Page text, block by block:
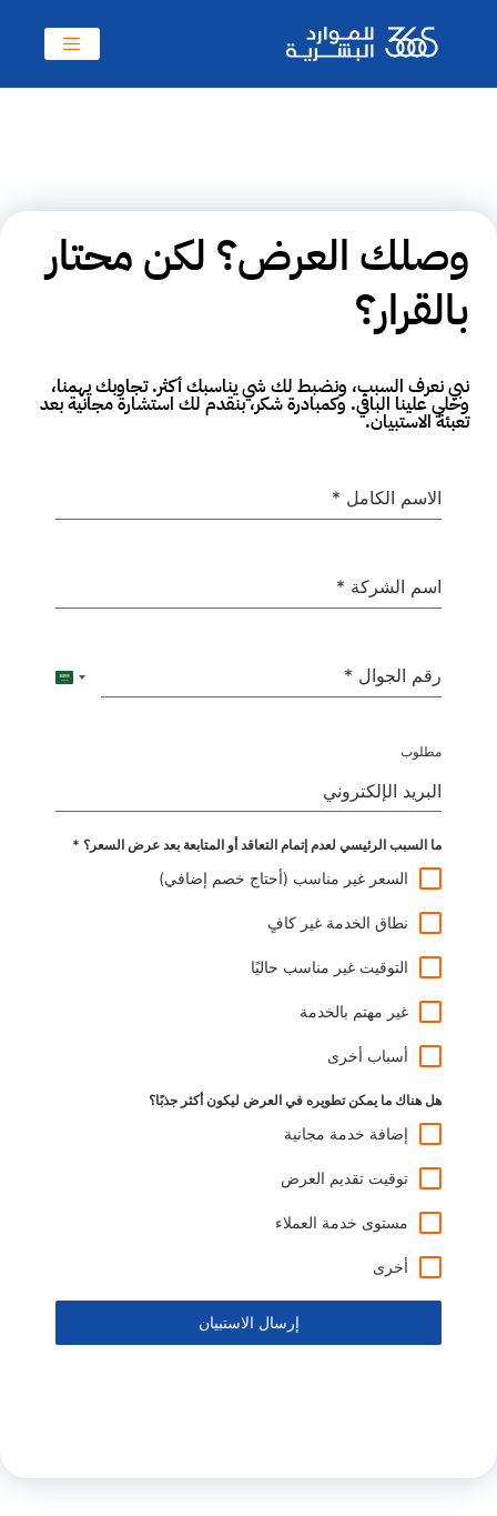
وصلك العرض؟ لكن محتار
بالقرار؟
نبي نعرف السبب، ونضبط لك شي يناسبك أكثر. تجاوبك يهمنا،
وخلي علينا الباقي. وكمبادرة شكر، بنقدم لك استشارة مجانية بعد
تعبئة الاستبيان.
الاسم الكامل *
اسم الشركة *
رقم الجوال *
Saudi Arabia +966
البريد الإلكتروني
مطلوب
ما السبب الرئيسي لعدم إتمام التعاقد أو المتابعة بعد عرض السعر؟ *
السعر غير مناسب (أحتاج خصم إضافي)
نطاق الخدمة غير كافٍ
التوقيت غير مناسب حاليًا
غير مهتم بالخدمة
أسباب أخرى
هل هناك ما يمكن تطويره في العرض ليكون أكثر جذبًا؟
إضافة خدمة مجانية
توقيت تقديم العرض
مستوى خدمة العملاء
أخرى
إرسال الاستبيان